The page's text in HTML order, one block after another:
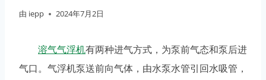
由 iepp 2024年7月2日
溶气气浮机有两种进气方式，为泵前气态和泵后进
气口。气浮机泵送前向气体，由水泵水管引回水吸管，